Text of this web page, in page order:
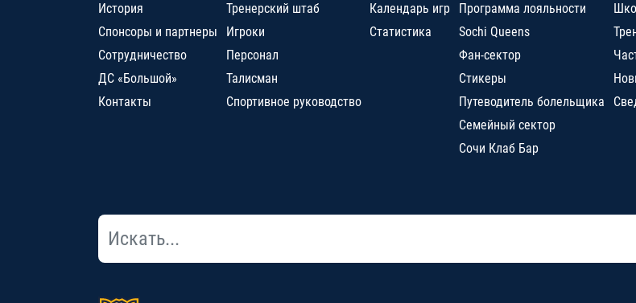
История
Спонсоры и партнеры
Сотрудничество
ДС «Большой»
Контакты
Тренерский штаб
Игроки
Персонал
Талисман
Спортивное руководство
Календарь игр
Статистика
Программа лояльности
Sochi Queens
Фан-сектор
Стикеры
Путеводитель болельщика
Семейный сектор
Сочи Клаб Бар